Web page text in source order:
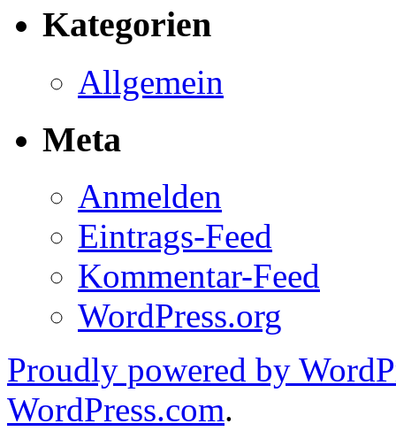
Kategorien
Allgemein
Meta
Anmelden
Eintrags-Feed
Kommentar-Feed
WordPress.org
Proudly powered by
WordPress.com.